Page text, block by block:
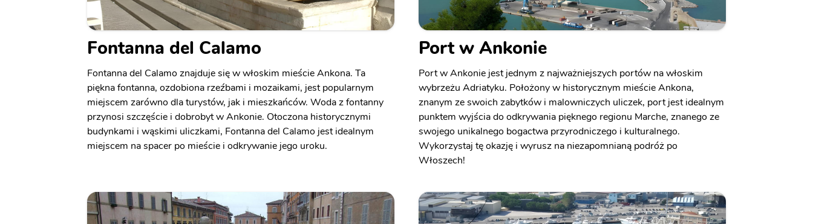
Fontanna del Calamo
Fontanna del Calamo znajduje się w włoskim mieście Ankona. Ta
piękna fontanna, ozdobiona rzeźbami i mozaikami, jest popularnym
miejscem zarówno dla turystów, jak i mieszkańców. Woda z fontanny
przynosi szczęście i dobrobyt w Ankonie. Otoczona historycznymi
budynkami i wąskimi uliczkami, Fontanna del Calamo jest idealnym
miejscem na spacer po mieście i odkrywanie jego uroku.
Port w Ankonie
Port w Ankonie jest jednym z najważniejszych portów na włoskim
wybrzeżu Adriatyku. Położony w historycznym mieście Ankona,
znanym ze swoich zabytków i malowniczych uliczek, port jest idealnym
punktem wyjścia do odkrywania pięknego regionu Marche, znanego ze
swojego unikalnego bogactwa przyrodniczego i kulturalnego.
Wykorzystaj tę okazję i wyrusz na niezapomnianą podróż po
Włoszech!